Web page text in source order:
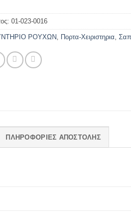
01-023-0016
ΡΟΥΧΩΝ Πορτα-Χειριστηρια
ΠΛΗΡΟΦΟΡΊΕΣ ΑΠΟΣΤΟΛΉΣ